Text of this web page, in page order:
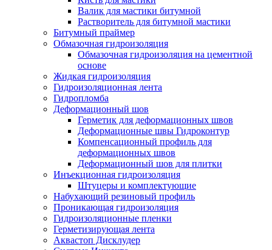
Валик для мастики битумной
Растворитель для битумной мастики
Битумный праймер
Обмазочная гидроизоляция
Обмазочная гидроизоляция на цементной
основе
Жидкая гидроизоляция
Гидроизоляционная лента
Гидропломба
Деформационный шов
Герметик для деформационных швов
Деформационные швы Гидроконтур
Компенсационный профиль для
деформационных швов
Деформационный шов для плитки
Инъекционная гидроизоляция
Штуцеры и комплектующие
Набухающий резиновый профиль
Проникающая гидроизоляция
Гидроизоляционные пленки
Герметизирующая лента
Аквастоп Дисклудер